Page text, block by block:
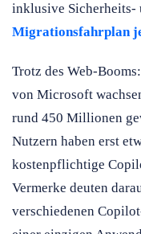
inklusive Sicherheits-
Migrationsfahrplan
Trotz des Web-
von Microsoft
rund 450 Millionen
Nutzern haben erst
kostenpflichtige
Vermerke deuten
verschiedenen